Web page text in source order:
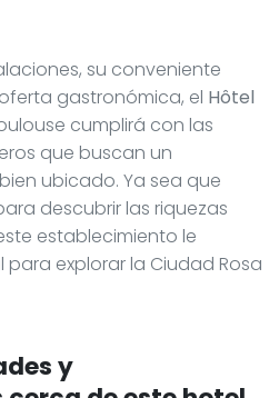
su conveniente
gastronómica, el Hôtel
cumplirá con las
que buscan un
ubicado. Ya sea que
descubrir las riquezas
establecimiento le
explorar la Ciudad Rosa
y